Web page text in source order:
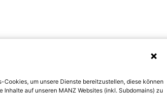
um unsere Dienste bereitzustellen, diese können
auf unseren MANZ Websites (inkl. Subdomains) zu